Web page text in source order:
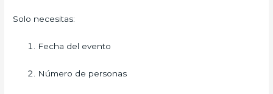
Solo necesitas:
Fecha del evento
Número de personas